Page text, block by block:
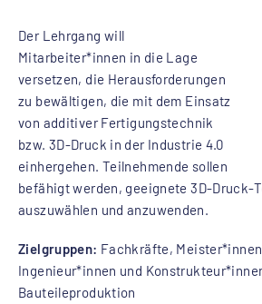
Der Lehrgang will
Mitarbeiter*innen in die Lage
versetzen, die Herausforderungen
zu bewältigen, die mit dem Einsatz
von additiver Fertigungstechnik
bzw. 3D-Druck in der Industrie 4.0
einhergehen. Teilnehmende sollen
befähigt werden, geeignete 3D-Druck-
auszuwählen und anzuwenden.
Zielgruppen: Fachkräfte,
Ingenieur*innen und
Bauteileproduktion